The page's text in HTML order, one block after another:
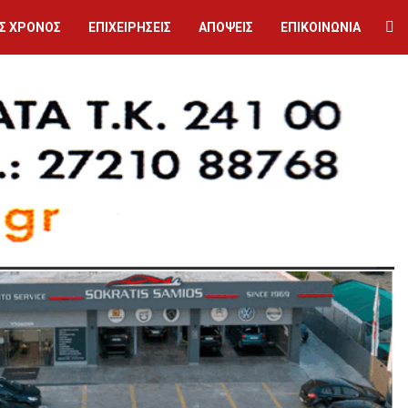
ΧΡΟΝΟΣ ΕΠΙΧΕΙΡΗΣΕΙΣ ΑΠΟΨΕΙΣ ΕΠΙΚΟΙΝΩΝΙΑ